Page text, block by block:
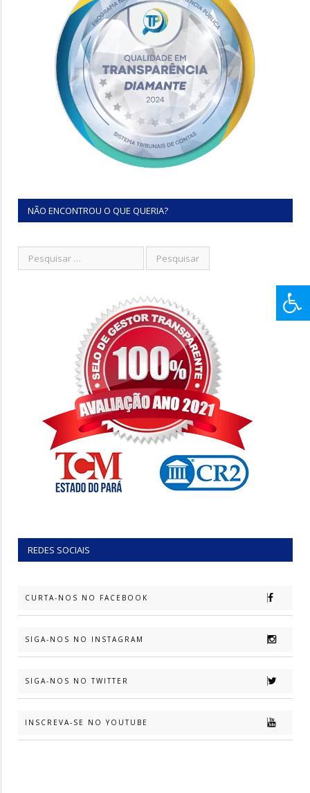
NÃO ENCONTROU O QUE QUERIA?
REDES SOCIAIS
CURTA-NOS NO FACEBOOK
SIGA-NOS NO INSTAGRAM
SIGA-NOS NO TWITTER
INSCREVA-SE NO YOUTUBE